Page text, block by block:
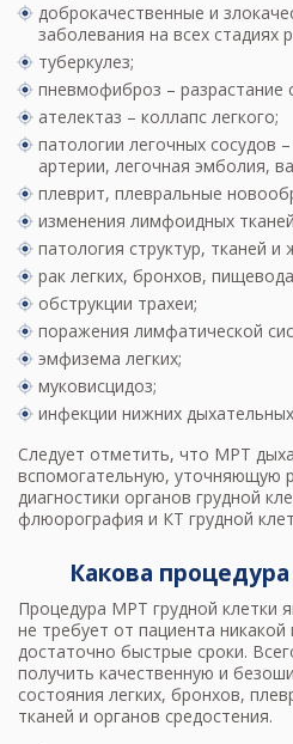
доброкачественные и
заболевания на всех стадиях
туберкулез;
пневмофиброз – разрастание
ателектаз – коллапс легкого;
патологии легочных сосудов
артерии, легочная эмболия,
плеврит, плевральные
изменения лимфоидных
патология структур, тканей и
рак легких, бронхов,
обструкции трахеи;
поражения лимфатической
эмфизема легких;
муковисцидоз;
инфекции нижних
Следует отметить, что МРТ
вспомогательную, уточняющую
диагностики органов грудной
флюорография и КТ грудной
Какова
Процедура МРТ грудной клетки
не требует от пациента
достаточно быстрые сроки.
получить качественную и
состояния легких, бронхов,
тканей и органов средостения.